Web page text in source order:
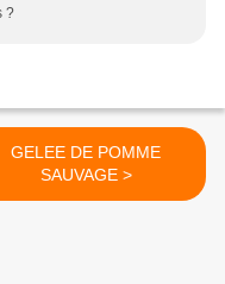
?
GELEE DE POMME
SAUVAGE >